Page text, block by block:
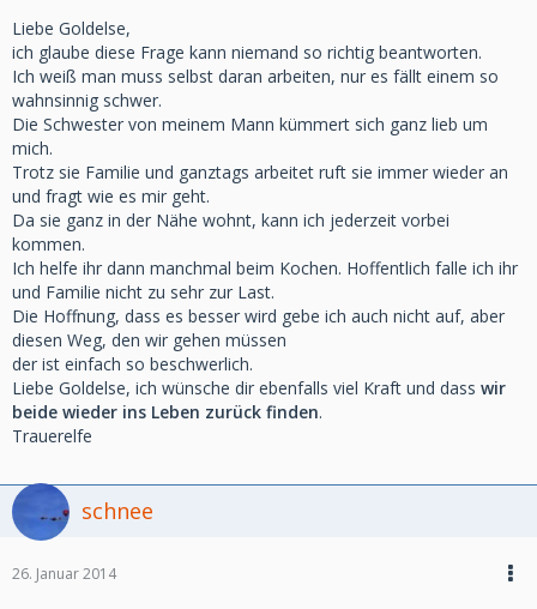
Liebe Goldelse,
ich glaube diese Frage kann niemand so richtig beantworten.
Ich weiß man muss selbst daran arbeiten, nur es fällt einem so
wahnsinnig schwer.
Die Schwester von meinem Mann kümmert sich ganz lieb um
mich.
Trotz sie Familie und ganztags arbeitet ruft sie immer wieder an
und fragt wie es mir geht.
Da sie ganz in der Nähe wohnt, kann ich jederzeit vorbei
kommen.
Ich helfe ihr dann manchmal beim Kochen. Hoffentlich falle ich ihr
und Familie nicht zu sehr zur Last.
Die Hoffnung, dass es besser wird gebe ich auch nicht auf, aber
diesen Weg, den wir gehen müssen
der ist einfach so beschwerlich.
Liebe Goldelse, ich wünsche dir ebenfalls viel Kraft und dass wir
beide wieder ins Leben zurück finden.
Trauerelfe
schnee
26. Januar 2014